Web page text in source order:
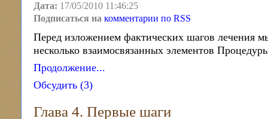
Дата: 17/05/2010 11:46:25
Подписаться на комментарии по RSS
Перед изложением фактических шагов лечения
несколько взаимосвязанных элементов
Продолжение...
Обсудить (3)
Глава 4. Первые шаги